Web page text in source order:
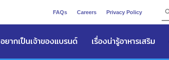
FAQs Careers Privacy Policy
อยากเป็นเจ้าของแบรนด์ เรื่องน่ารู้อาหารเสริม